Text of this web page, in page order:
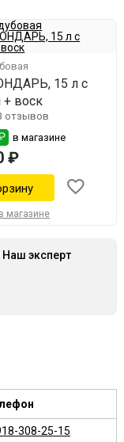
15 л с
+ воск
отзывов
в магазине
₽
магазине
эксперт
308-25-15